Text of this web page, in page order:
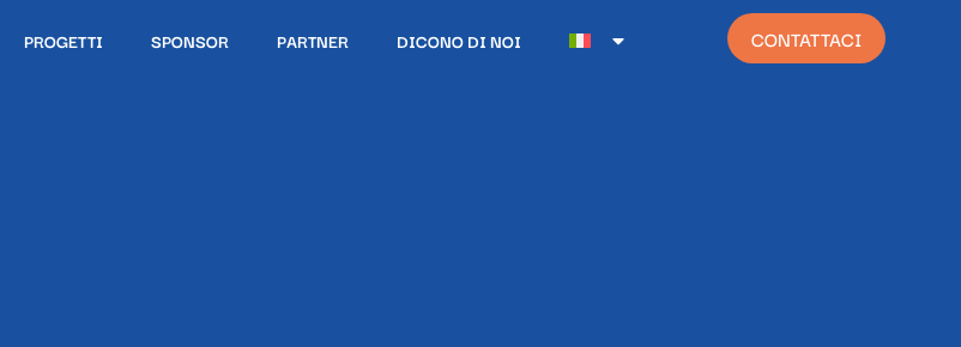
PROGETTI SPONSOR PARTNER DICONO DI NOI CONTATTACI